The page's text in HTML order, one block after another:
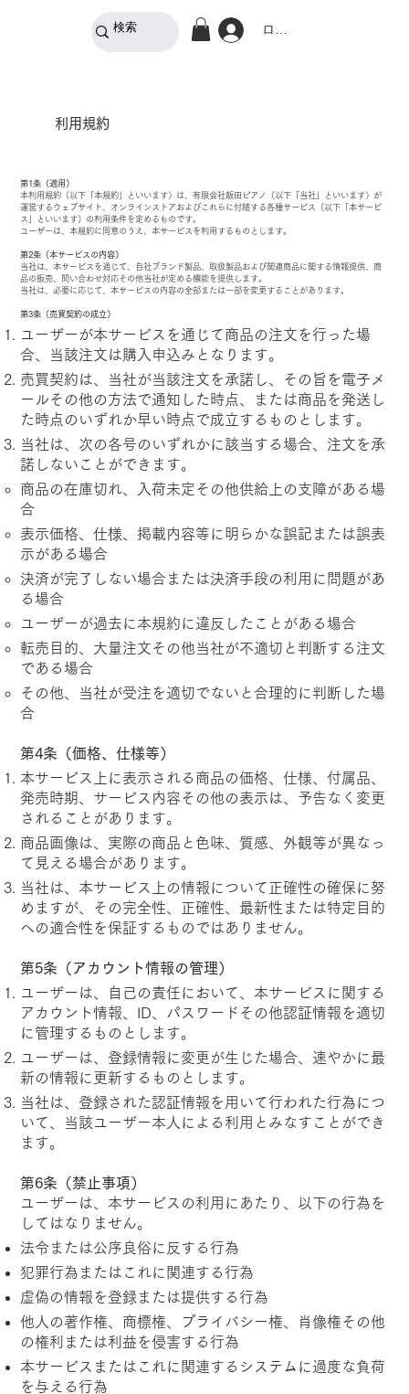
ログイン
利用規約
第1条（適用）
本利用規約（以下「本規約」といいます）は、有限会社飯田ピアノ（以下「当社」といいます）が
運営するウェブサイト、オンラインストアおよびこれらに付随する各種サービス（以下「本サービ
ス」といいます）の利用条件を定めるものです。
ユーザーは、本規約に同意のうえ、本サービスを利用するものとします。
第2条（本サービスの内容）
当社は、本サービスを通じて、自社ブランド製品、取扱製品および関連商品に関する情報提供、商
品の販売、問い合わせ対応その他当社が定める機能を提供します。
当社は、必要に応じて、本サービスの内容の全部または一部を変更することがあります。
第3条（売買契約の成立）
ユーザーが本サービスを通じて商品の注文を行った場
合、当該注文は購入申込みとなります。
売買契約は、当社が当該注文を承諾し、その旨を電子メ
ールその他の方法で通知した時点、または商品を発送し
た時点のいずれか早い時点で成立するものとします。
当社は、次の各号のいずれかに該当する場合、注文を承
諾しないことができます。
商品の在庫切れ、入荷未定その他供給上の支障がある場
合
表示価格、仕様、掲載内容等に明らかな誤記または誤表
示がある場合
決済が完了しない場合または決済手段の利用に問題があ
る場合
ユーザーが過去に本規約に違反したことがある場合
転売目的、大量注文その他当社が不適切と判断する注文
である場合
その他、当社が受注を適切でないと合理的に判断した場
合
第4条（価格、仕様等）
本サービス上に表示される商品の価格、仕様、付属品、
発売時期、サービス内容その他の表示は、予告なく変更
されることがあります。
商品画像は、実際の商品と色味、質感、外観等が異なっ
て見える場合があります。
当社は、本サービス上の情報について正確性の確保に努
めますが、その完全性、正確性、最新性または特定目的
への適合性を保証するものではありません。
第5条（アカウント情報の管理）
ユーザーは、自己の責任において、本サービスに関する
アカウント情報、ID、パスワードその他認証情報を適切
に管理するものとします。
ユーザーは、登録情報に変更が生じた場合、速やかに最
新の情報に更新するものとします。
当社は、登録された認証情報を用いて行われた行為につ
いて、当該ユーザー本人による利用とみなすことができ
ます。
第6条（禁止事項）
ユーザーは、本サービスの利用にあたり、以下の行為を
してはなりません。
法令または公序良俗に反する行為
犯罪行為またはこれに関連する行為
虚偽の情報を登録または提供する行為
他人の著作権、商標権、プライバシー権、肖像権その他
の権利または利益を侵害する行為
本サービスまたはこれに関連するシステムに過度な負荷
を与える行為